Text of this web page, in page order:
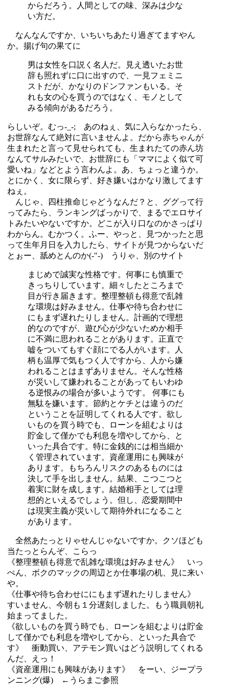
からだろう。人間としての味、深みは少な
い方だ。
なんなんですか、いちいちあたり過ぎてますやん
か。揚げ句の果てに
男は女性を口説く名人だ。見え透いたお世
辞も照れずに口に出すので、一見フェミニ
ストだが、かなりのドンファンもいる。そ
れも女の心を買うのではなく、モノとして
みる傾向があるだろう。
らしいぞ。むっ-_-; あのねぇ、気に入らなかったら、
お世辞なんて絶対に言いませんよ。だから赤ちゃんが
生まれたと言って見せられても、生まれたての赤ん坊
なんてサルみたいで、お世辞にも「ママによく似て可
愛いね」などとよう言わんよ。あ、ちょっと違うか。
とにかく、女に限らず、好き嫌いはかなり激してます
ねぇ。
んじゃ、四柱推命じゃどうなんだ？と、ググって行
ってみたら、ランキングばっかりで、まるでエロサイ
トみたいやないですか。どこが入り口なのかさっぱり
わからん。むかつく。ふー、やっと、見つかったと思
って生年月日を入力したら、サイトが見つからないだ
とぉー、舐めとんのか(-"-) うりゃ、別のサイト
まじめで誠実な性格です。何事にも慎重で
きっちりしています。細々したところまで
目が行き届きます。整理整頓も得意で乱雑
な環境は好みません。仕事や待ち合わせに
にもまず遅れたりしません。計画的で理想
的なのですが、遊び心が少ないためか相手
に不満に思われることがあります。正直で
嘘をついてもすぐ顔にでる人がいます。人
柄も温厚で気もつく人ですから、人から嫌
われることはまずありません。そんな性格
が災いして嫌われることがあってもいわゆ
る逆恨みの場合が多いようです。 何事にも
無駄を嫌います。節約とケチとは違うのだ
ということを証明してくれる人です。欲し
いものを買う時でも、ローンを組むよりは
貯金して僅かでも利息を増やしてから、と
いった具合です。特に金銭的には相当細か
く管理されています。資産運用にも興味が
あります。もちろんリスクのあるものには
決して手を出しません。結果、こつこつと
着実に財を成します。結婚相手としては理
想的といえるでしょう。但し、恋愛期間中
は現実主義が災いして期待外れになること
があります。
全然あたっとりゃせんじゃないですか。クソほども
当たっとらんぞ、こらっ
《整理整頓も得意で乱雑な環境は好みません》 いっ
ぺん、ボクのマックの周辺とか仕事場の机、見に来い
や。
《仕事や待ち合わせににもまず遅れたりしません》
すいません、今朝も１分遅刻しました。もう職員朝礼
始まってました。
《欲しいものを買う時でも、ローンを組むよりは貯金
して僅かでも利息を増やしてから、といった具合で
す》 衝動買い、アテモン買いはどう説明してくれる
んだ、えっ！
《資産運用にも興味があります》 をーい、ジープラ
ンニング(爆) ←うらまご参照